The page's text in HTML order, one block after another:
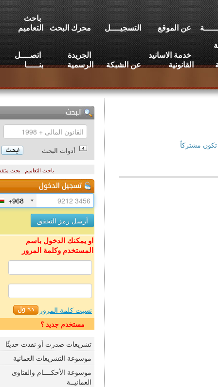
عن الموقع التسجيــــل محرك البحث
باحث
التعاميم
خدمة الاسانيد
القانونية
عن الشبكة
الجريدة
الرسمية
اتصــــل
بنـــــا
أدوات البحث
باحث التعاميم بحث متقدم
+968
او يمكنك الدخول باسم
المستخدم وكلمة المرور
نسيت كلمة المرور
مستخدم جديد ؟
تشريعات صدرت أو نفذت حديثًا
موسوعة التشريعات العمانية
موسوعة الأحكــــام والفتاوى
العمانيــة